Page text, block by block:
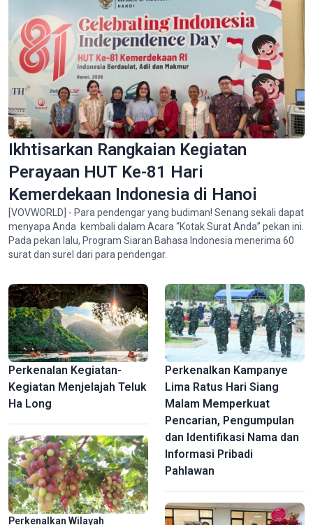
Sapa - Destinasi yang Tak Boleh Dilewatkan Wisatawan
Indonesia Saat Berkunjung ke Vietnam
Mausoleum Raja Khai Dinh – Jejak Perpaduan Budaya Timur-
Barat di dalam Kompleks Warisan Ibu Kota Kuno Hue
Ikhtisarkan Rangkaian Kegiatan
Perayaan HUT Ke-81 Hari
Kemerdekaan Indonesia di Hanoi
[VOVWORLD] - Para pendengar yang budiman! Senang sekali dapat
menyapa Anda kembali dalam Acara “Kotak Surat Anda” pekan ini.
Pada pekan lalu, Program Siaran Bahasa Indonesia menerima 60
surat dan surel dari para pendengar.
Perkenalan Kegiatan-
Kegiatan Menjelajah Teluk
Ha Long
Perkenalkan Wilayah
Perkenalkan Kampanye
Lima Ratus Hari Siang
Malam Memperkuat
Pencarian, Pengumpulan
dan Identifikasi Nama dan
Informasi Pribadi
Pahlawan